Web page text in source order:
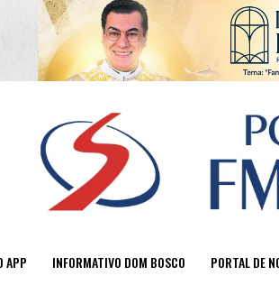
APP INFORMATIVO DOM BOSCO PORTAL DE